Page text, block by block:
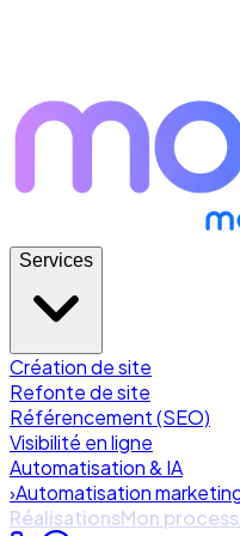
Services
Création de site
Refonte de site
Référencement (SEO)
Visibilité en ligne
Automatisation & IA
›Automatisation
RéalisationsMon process